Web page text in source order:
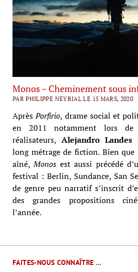
FAITES-NOUS CONNAÎTRE …
Monos – Cheminement sous
PAR PHILIPPE NEYRIAL LE 15 MARS, 2020
AprèsPorfirio, drame social et
en 2011 notamment lors de
réalisateurs, Alejandro Landes
long métrage de fiction. Bien
aîné,Monos est aussi précédé
festival : Berlin, Sundance, San
de genre peu narratif s’inscrit
des grandes propositions
l’année.